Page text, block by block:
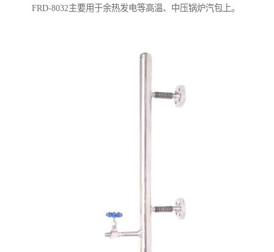
FRD-8032主要用于余热发电等高温、中压锅炉汽包上。